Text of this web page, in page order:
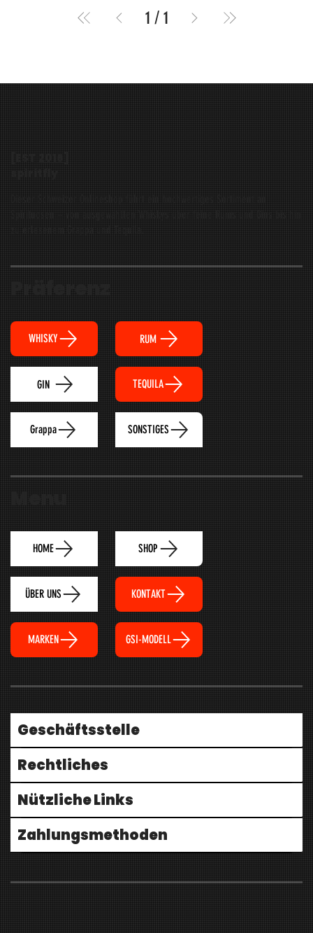
1 / 1
WHISKY
GIN
RUM
Grappa SONSTIGES
TEQUILA
HOME SHOP
ÜBER UNS KONTAKT
MARKEN GSI-MODELL
Geschäftsstelle
Rechtliches
Nützliche Links
Zahlungsmethoden